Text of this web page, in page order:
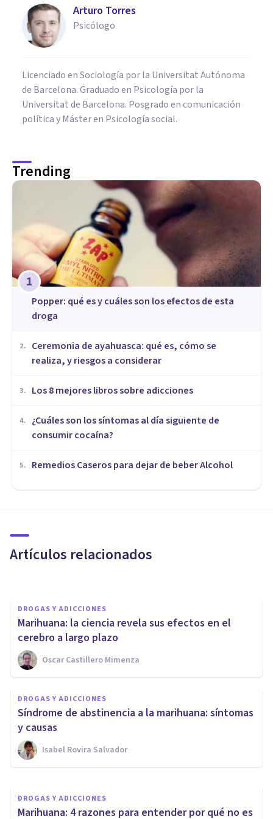
Arturo Torres
Psicólogo
Licenciado en Sociología por la Universitat Autónoma
de Barcelona. Graduado en Psicología por la
Universitat de Barcelona. Posgrado en comunicación
política y Máster en Psicología social.
Trending
1
Popper: qué es y cuáles son los efectos de esta
droga
2.
Ceremonia de ayahuasca: qué es, cómo se
realiza, y riesgos a considerar
3. Los 8 mejores libros sobre adicciones
4.
¿Cuáles son los síntomas al día siguiente de
consumir cocaína?
5. Remedios Caseros para dejar de beber Alcohol
Artículos relacionados
Hachís a corto y largo plazo
DROGAS Y ADICCIONES
Marihuana: la ciencia revela sus efectos en el
cerebro a largo plazo
Oscar Castillero Mimenza
DROGAS Y ADICCIONES
Síndrome de abstinencia a la marihuana: síntomas
y causas
Isabel Rovira Salvador
DROGAS Y ADICCIONES
Así es como el LSD crea
estados de sueño estando
despiertos
Arturo Torres
DROGAS Y ADICCIONES
Marihuana: 4 razones para entender por qué no es